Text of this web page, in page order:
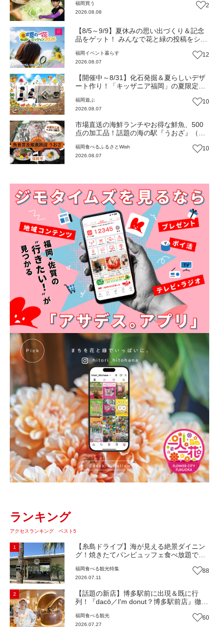
福岡 買う
2026.08.08
2
【8/5～9/9】夏休みの思い出づくり＆記念
品をゲット！ みんなで花と緑の投稿をシェ
レンジ【一人一花はなきん便り】Vol.55
福岡 イベント暮らす
2026.08.07
12
【開催中～8/31】化石発掘＆夏らしいデザ
ート作り！「キッザニア福岡」の夏限定ア
福岡遊ぶ
2026.08.07
10
市場直送の海鮮ランチやお得な鮮魚、500
点の加工品！話題の海の駅『うおざ』（福
福岡食べる ふるさとWish
2026.08.07
10
ランキング
アクセスランキング ベスト5
1
【糸島ドライブ】海が見える絶景ダイニン
グ！焼きたてパンビュッフェ食べ放題で大
Beach Cafe』（福岡・糸島市）【まち歩
き】
福岡食べる観光特集
2026.07.11
88
2
【話題の新店】博多駅前に出現＆既に行
列！『dacō／I'm donut？博多駅前店』徹底
しみ方＆イチオシメニューも紹介！（福岡
福岡食べる観光
2026.07.27
60